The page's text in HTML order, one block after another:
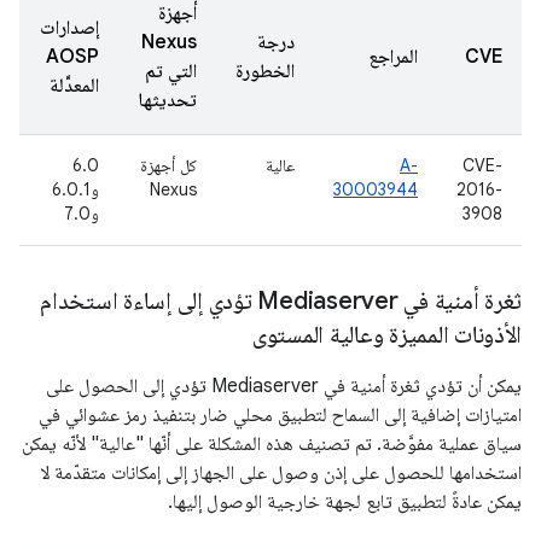
CVE المراجع
درجة
الخطورة
أجهزة
Nexus
التي تم
تحديثها
إصدارات
AOSP
المعدَّلة
CVE-
2016-
3908
A-
30003944
عالية
كل أجهزة
Nexus
6.0
و6.0.1
و7.0
ثغرة أمنية في Mediaserver تؤدي إلى إساءة استخدام
الأذونات المميزة وعالية المستوى
يمكن أن تؤدي ثغرة أمنية في Mediaserver تؤدي إلى الحصول على
امتيازات إضافية إلى السماح لتطبيق محلي ضار بتنفيذ رمز عشوائي في
سياق عملية مفوَّضة. تم تصنيف هذه المشكلة على أنّها "عالية" لأنّه يمكن
استخدامها للحصول على إذن وصول على الجهاز إلى إمكانات متقدّمة لا
يمكن عادةً لتطبيق تابع لجهة خارجية الوصول إليها.